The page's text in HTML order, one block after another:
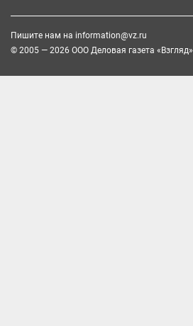
Пишите нам на information@vz.ru
© 2005 — 2026 ООО Деловая газета «Взгляд»